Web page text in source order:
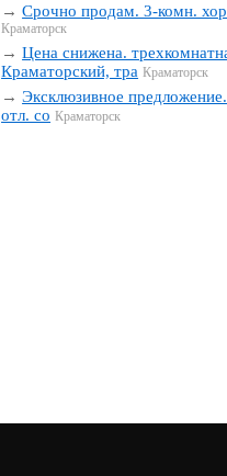
→Срочно продам. 3-комн.
Краматорск
→Цена снижена.
Краматорский, тра Краматорск
→Эксклюзивное
отл. со Краматорск